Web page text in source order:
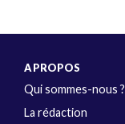
A PROPOS
Qui sommes-nous ?
La rédaction